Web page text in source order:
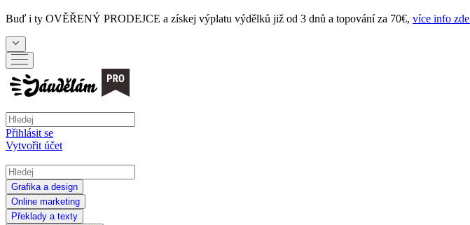
Buď i ty OVĚŘENÝ PRODEJCE a získej výplatu výdělků již od 3 dnů a topování za 70€, více info zde
Přihlásit se
Vytvořit účet
Grafika a design
Online marketing
Překlady a texty